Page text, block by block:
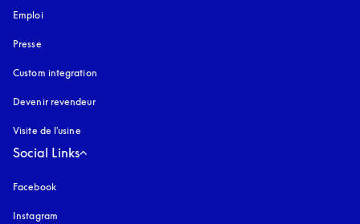
Emploi
Presse
Custom integration
Devenir revendeur
Visite de l'usine
Social Links
Facebook
Instagram